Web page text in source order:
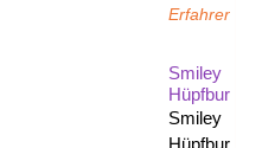
Erfahren
Smiley
Hüpfburg
Smiley
Hüpfburg